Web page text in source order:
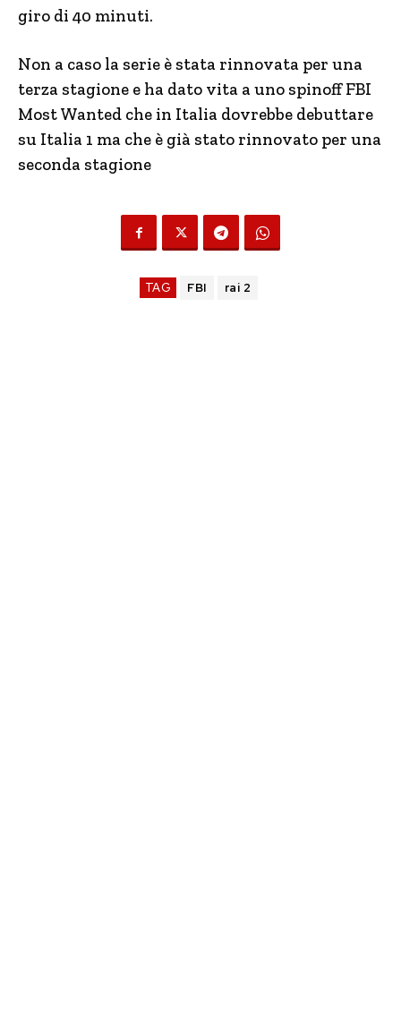
giro di 40 minuti.
Non a caso la serie è stata rinnovata per una
terza stagione e ha dato vita a uno spinoff FBI
Most Wanted che in Italia dovrebbe debuttare
su Italia 1 ma che è già stato rinnovato per una
seconda stagione
TAG FBI rai 2